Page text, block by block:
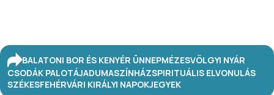
BALATONI BOR ÉS KENYÉR ÜNNEPMÉZESVÖLGYI NYÁR
CSODÁK PALOTÁJADUMASZÍNHÁZSPIRITUÁLIS ELVONULÁS
SZÉKESFEHÉRVÁRI KIRÁLYI NAPOKJEGYEK